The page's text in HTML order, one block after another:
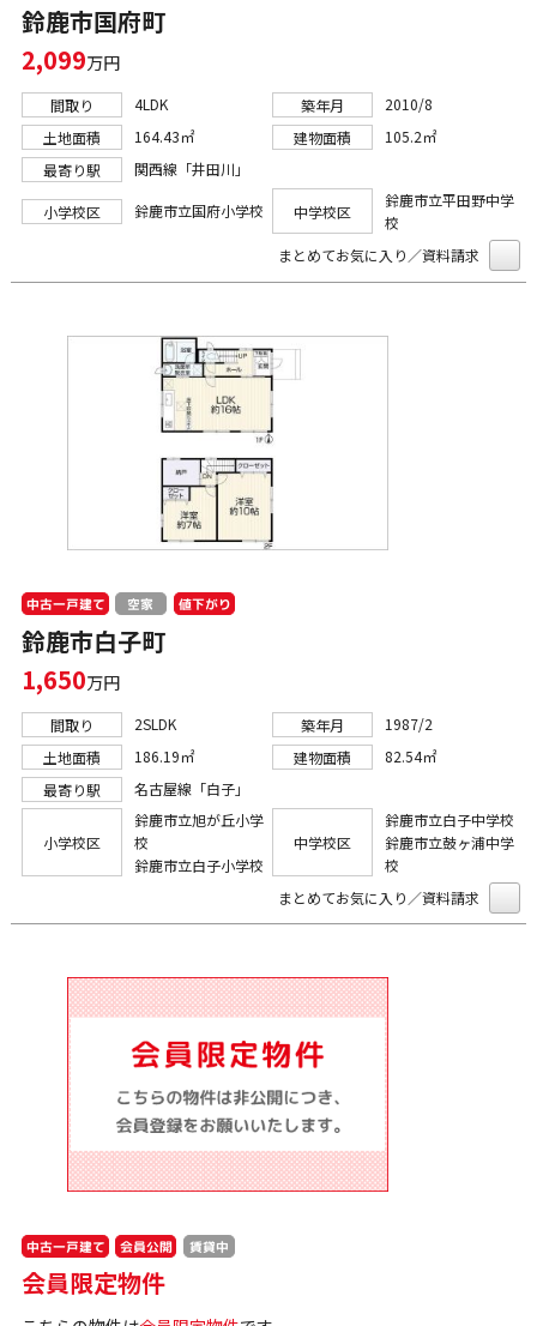
鈴鹿市国府町
2,099万円
間取り 4LDK 築年月
2010/8
土地面積
164.43㎡ 建物面積
105.2㎡
最寄り駅
関西線「井田川」
小学校区 鈴鹿市立国府小学校 中学校区
鈴鹿市立平田野中学
校
まとめてお気に入り／資料請求
中古一戸建て 空家 値下がり
鈴鹿市白子町
1,650万円
間取り 2SLDK 築年月
1987/2
土地面積
186.19㎡ 建物面積
82.54㎡
最寄り駅
名古屋線「白子」
小学校区
鈴鹿市立旭が丘小学
校
鈴鹿市立白子小学校
中学校区
鈴鹿市立白子中学校
鈴鹿市立鼓ヶ浦中学
校
まとめてお気に入り／資料請求
中古一戸建て 会員公開 賃貸中
会員限定物件